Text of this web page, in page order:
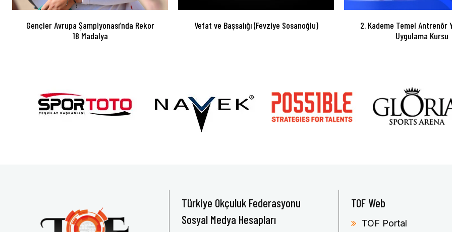
Gençler Avrupa Şampiyonası’nda Rekor
18 Madalya
Vefat ve Başsalığı (Fevziye Sosanoğlu)
2. Kademe Temel Antrenör
Uygulama Kursu
Türkiye Okçuluk Federasyonu
Sosyal Medya Hesapları
TOF Web
TOF Portal